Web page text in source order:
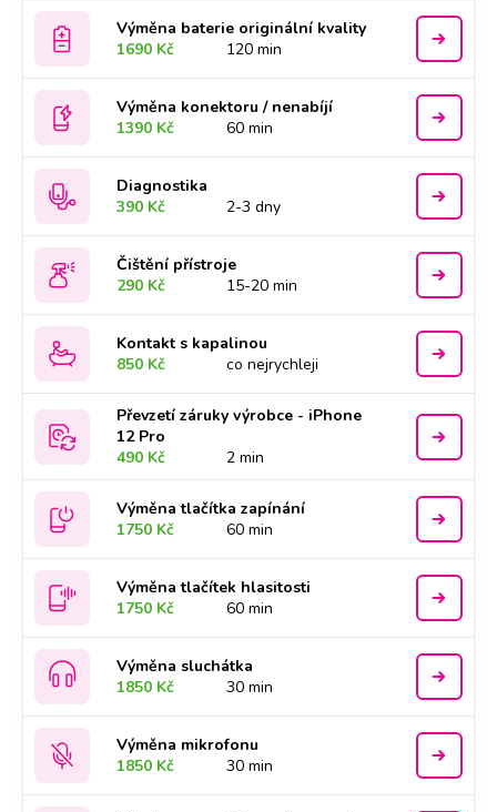
Výměna baterie originální kvality
1690 Kč
120 min
Výměna konektoru / nenabíjí
1390 Kč
60 min
Diagnostika
390 Kč
2-3 dny
Čištění přístroje
290 Kč
15-20 min
Kontakt s kapalinou
850 Kč
co nejrychleji
Převzetí záruky výrobce - iPhone
12 Pro
490 Kč
2 min
Výměna tlačítka zapínání
1750 Kč
60 min
Výměna tlačítek hlasitosti
1750 Kč
60 min
Výměna sluchátka
1850 Kč
30 min
Výměna mikrofonu
1850 Kč
30 min